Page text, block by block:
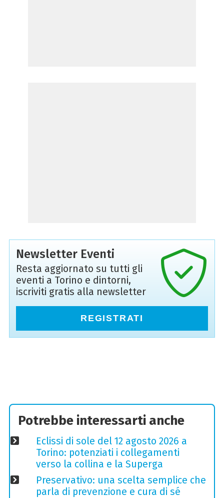
Newsletter Eventi
Resta aggiornato su tutti gli
eventi a Torino e dintorni,
iscriviti gratis alla newsletter
REGISTRATI
Potrebbe interessarti anche
Eclissi di sole del 12 agosto 2026 a
Torino: potenziati i collegamenti
verso la collina e la Superga
Preservativo: una scelta semplice che
parla di prevenzione e cura di sé